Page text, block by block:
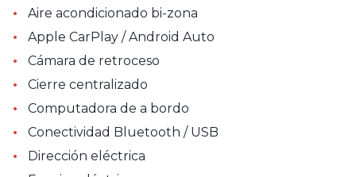
• Aire acondicionado bi-zona
• Apple CarPlay / Android Auto
• Cámara de retroceso
• Cierre centralizado
• Computadora de a bordo
• Conectividad Bluetooth / USB
• Dirección eléctrica